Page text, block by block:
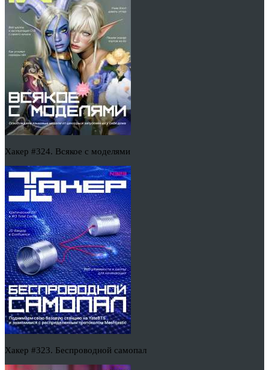
Хакер #324. Всякое с моделями
Хакер #323. Беспроводной самопал